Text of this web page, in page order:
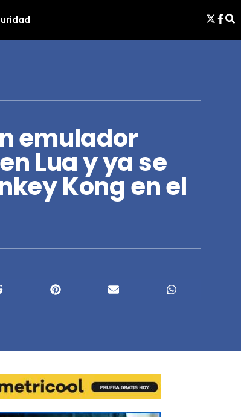
emulador
Lua y ya se
Kong en el